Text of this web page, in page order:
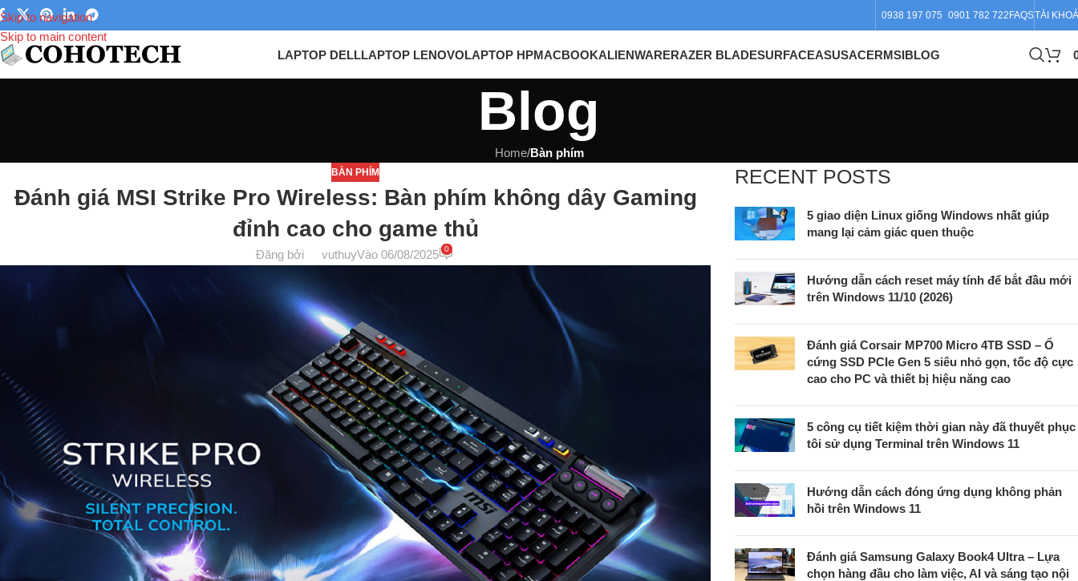
Skip to navigation
Skip to main content
0938 197 075 0901 782 722 FAQSTÀI
LAPTOP DELLLAPTOP LENOVOLAPTOP HPMACBOOKALIENWARERAZER BLADESURFACEASUSACERMSIBLOG
Blog
Home/Bàn phím
BÀN PHÍM
Đánh giá MSI Strike Pro Wireless: Bàn phím không dây Gaming
đỉnh cao cho game thủ
Đăng bởi vuthuyVào 06/08/2025 0
RECENT POSTS
5 giao diện Linux giống Windows nhất giúp
mang lại cảm giác quen thuộc
Hướng dẫn cách reset máy tính để bắt đầu mới
trên Windows 11/10 (2026)
Đánh giá Corsair MP700 Micro 4TB SSD – Ổ
cứng SSD PCIe Gen 5 siêu nhỏ gọn, tốc độ cực
cao cho PC và thiết bị hiệu năng cao
5 công cụ tiết kiệm thời gian này đã thuyết phục
tôi sử dụng Terminal trên Windows 11
Hướng dẫn cách đóng ứng dụng không phản
hồi trên Windows 11
Đánh giá Samsung Galaxy Book4 Ultra – Lựa
chọn hàng đầu cho làm việc, AI và sáng tạo nội